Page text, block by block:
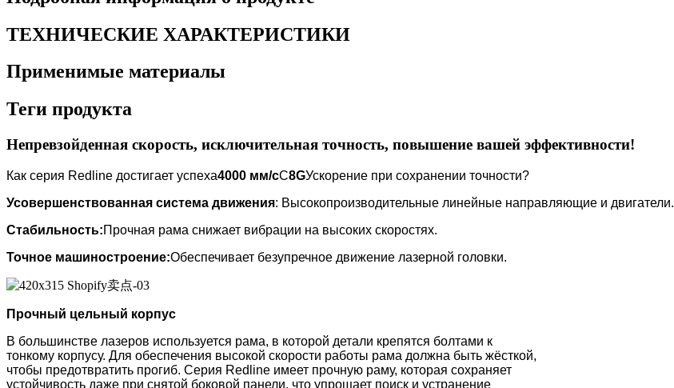
ТЕХНИЧЕСКИЕ ХАРАКТЕРИСТИКИ
Применимые материалы
Теги продукта
Непревзойденная скорость, исключительная точность, повышение вашей эффективности!
Как серия Redline достигает успеха4000 мм/сС8GУскорение при сохранении точности?
Усовершенствованная система движения: Высокопроизводительные линейные направляющие и двигатели.
Стабильность:Прочная рама снижает вибрации на высоких скоростях.
Точное машиностроение:Обеспечивает безупречное движение лазерной головки.
Прочный цельный корпус
В большинстве лазеров используется рама, в которой детали крепятся болтами к
тонкому корпусу. Для обеспечения высокой скорости работы рама должна быть жёсткой,
чтобы предотвратить прогиб. Серия Redline имеет прочную раму, которая сохраняет
устойчивость даже при снятой боковой панели, что упрощает поиск и устранение